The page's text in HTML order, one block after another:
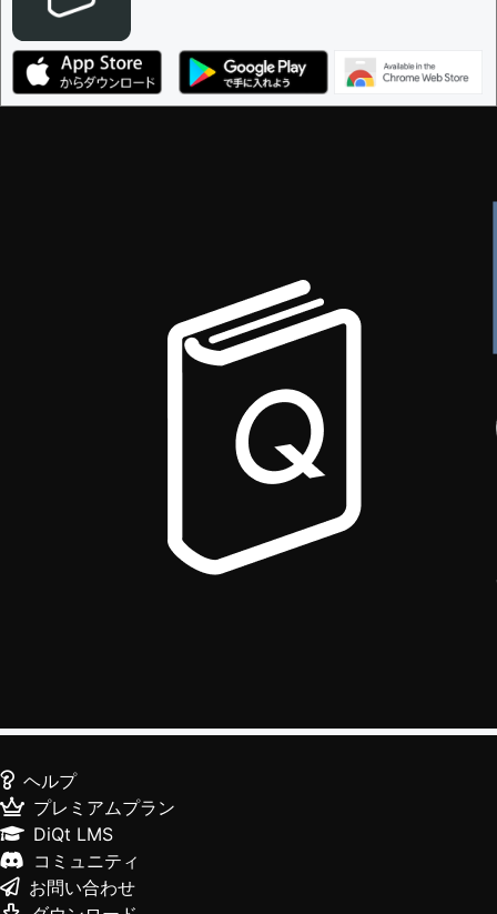
決定に必要な投票数 -
編集ガイドライン
ヘルプ
プレミアムプラン
DiQt LMS
コミュニティ
お問い合わせ